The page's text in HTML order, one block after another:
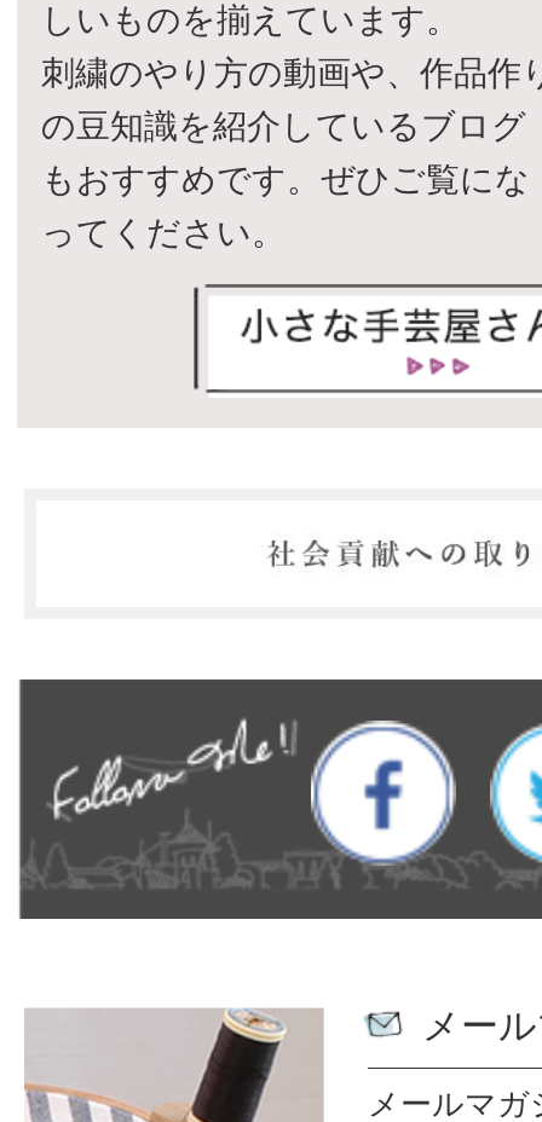
しいものを揃えています。
刺繍のやり方の動画や、作品作
の豆知識を紹介しているブログ
もおすすめです。ぜひご覧にな
ってください。
メー
メールマ